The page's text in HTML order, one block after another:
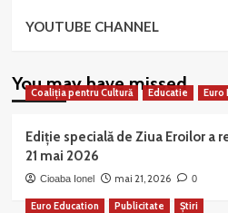
YOUTUBE CHANNEL
You may have missed
Coaliția pentru Cultură Educatie Euro
Ediție specială de Ziua Eroilor a
21 mai 2026
Cioaba Ionel mai 21, 2026 0
Euro Education Publicitate Știri